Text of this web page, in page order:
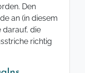
Den
an (in diesem
darauf, die
richtig